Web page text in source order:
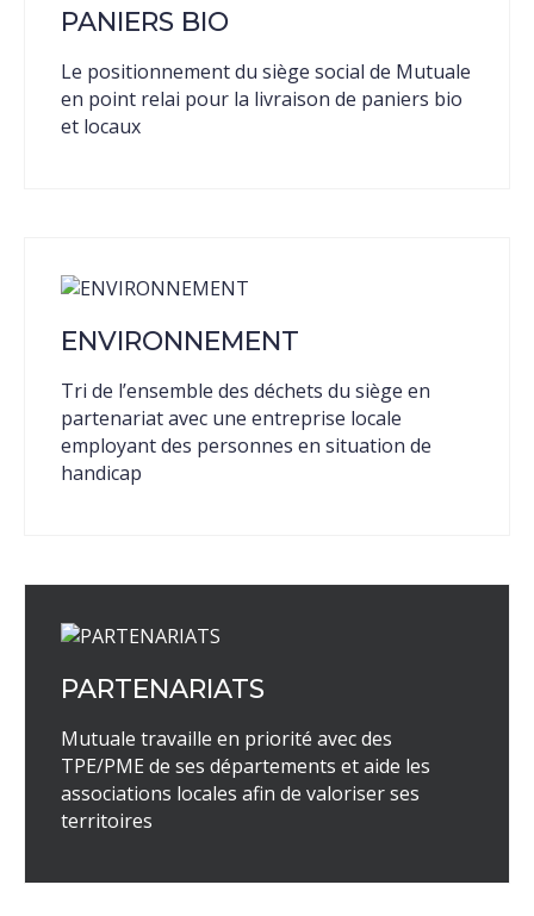
PANIERS BIO
Le positionnement du siège social de Mutuale
en point relai pour la livraison de paniers bio
et locaux
ENVIRONNEMENT
Tri de l’ensemble des déchets du siège en
partenariat avec une entreprise locale
employant des personnes en situation de
handicap
PARTENARIATS
Mutuale travaille en priorité avec des
TPE/PME de ses départements et aide les
associations locales afin de valoriser ses
territoires